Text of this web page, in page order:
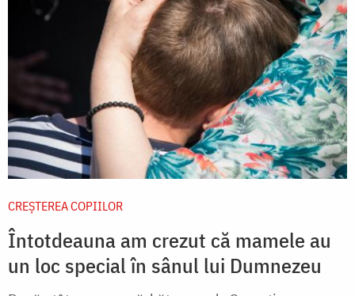
CREŞTEREA COPIILOR
Întotdeauna am crezut că mamele au
un loc special în sânul lui Dumnezeu